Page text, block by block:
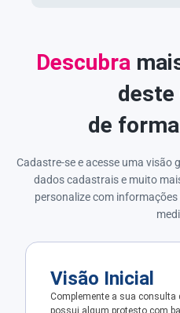
Descubra
deste
de
Cadastre-se e acesse uma visão
dados cadastrais e muito
personalize com
Visão Inicial
Complemente a sua consulta
possui algum protesto com